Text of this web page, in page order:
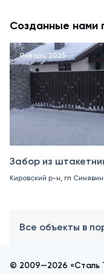
Созданные нами
Январь 2025
Забор из
Кировский р-н, гп
Все объекты в
© 2009—2026 «Сталь